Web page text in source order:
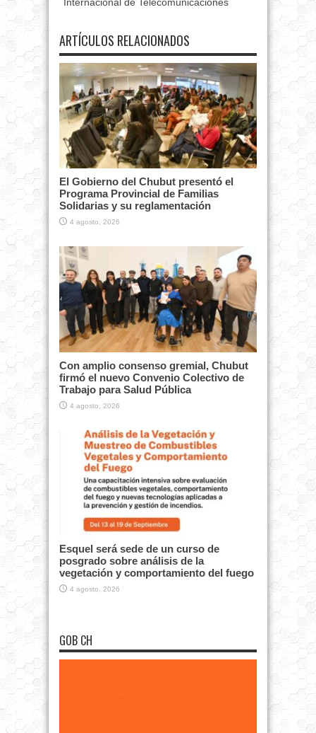
ARTÍCULOS RELACIONADOS
El Gobierno del Chubut presentó el
Programa Provincial de Familias
Solidarias y su reglamentación
4 agosto, 2026
Con amplio consenso gremial, Chubut
firmó el nuevo Convenio Colectivo de
Trabajo para Salud Pública
4 agosto, 2026
Esquel será sede de un curso de
posgrado sobre análisis de la
vegetación y comportamiento del fuego
4 agosto, 2026
GOB CH